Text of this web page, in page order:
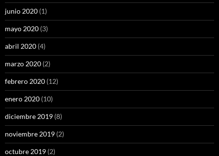
junio 2020 (1)
mayo 2020 (3)
abril 2020 (4)
marzo 2020 (2)
febrero 2020 (12)
enero 2020 (10)
diciembre 2019 (8)
noviembre 2019 (2)
octubre 2019 (2)